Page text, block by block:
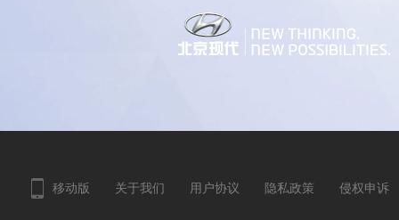
移动版 关于我们 用户协议 隐私政策 侵权申诉